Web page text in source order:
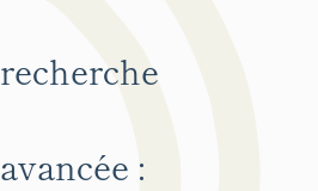
recherche
avancée :